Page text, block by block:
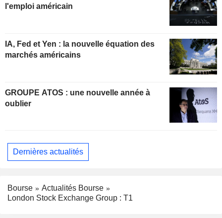
l'emploi américain
IA, Fed et Yen : la nouvelle équation des
marchés américains
GROUPE ATOS : une nouvelle année à
oublier
Dernières actualités
Bourse
Actualités Bourse
London Stock Exchange Group : T1